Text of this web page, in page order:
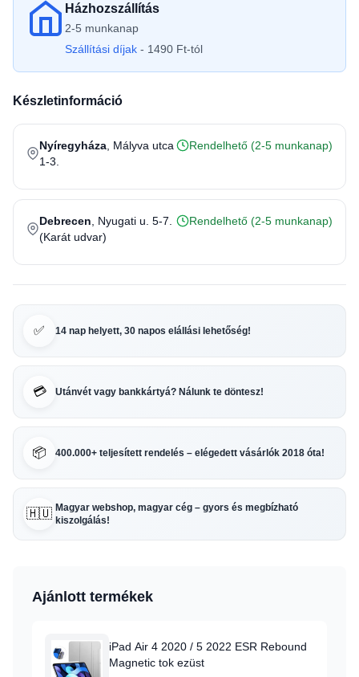
Házhozszállítás
2-5 munkanap
Szállítási díjak - 1490 Ft-tól
Készletinformáció
Nyíregyháza , Mályva utca
1-3.
Rendelhető (2-5 munkanap)
Debrecen , Nyugati u. 5-7.
(Karát udvar)
Rendelhető (2-5 munkanap)
✅ 14 nap helyett, 30 napos elállási lehetőség!
💳 Utánvét vagy bankkártyá? Nálunk te döntesz!
📦 400.000+ teljesített rendelés – elégedett vásárlók 2018 óta!
🇭🇺 Magyar webshop, magyar cég – gyors és megbízható
kiszolgálás!
Ajánlott termékek
iPad Air 4 2020 / 5 2022 ESR Rebound
Magnetic tok ezüst